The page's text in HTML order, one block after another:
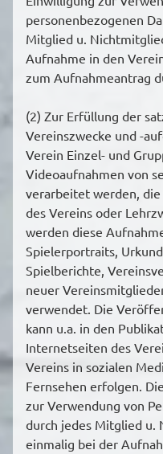
personenbezogenen
Mitglied u.
Aufnahme in den
zum Aufnahmeantrag
(2) Zur Erfüllung der
Vereinszwecke und -
Verein Einzel- und
Videoaufnahmen von
verarbeitet werden,
des Vereins oder
werden diese
Spielerportraits,
Spielberichte,
neuer
verwendet. Die
kann u.a. in den
Internetseiten des
Vereins in sozialen
Fernsehen erfolgen.
zur Verwendung von
durch jedes Mitglied u.
einmalig bei der